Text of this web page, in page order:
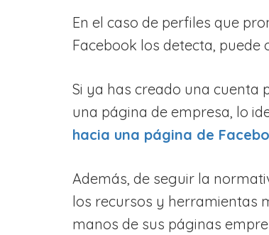
En el caso de perfiles que
Facebook los detecta,
Si ya has creado una cuenta
una página de empresa, lo
hacia una página de
Además, de seguir la
los recursos y herramientas
manos de sus páginas